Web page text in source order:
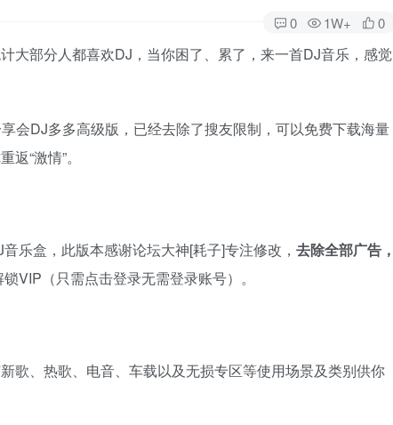
0 1W+ 0
大部分人都喜欢DJ，当你困了、累了，来一首DJ音乐，感觉
会DJ多多高级版，已经去除了搜友限制，可以免费下载海量
“激情”。
乐盒，此版本感谢论坛大神[耗子]专注修改， 去除全部广告，
VIP（只需点击登录无需登录账号）。
歌、热歌、电音、车载以及无损专区等使用场景及类别供你